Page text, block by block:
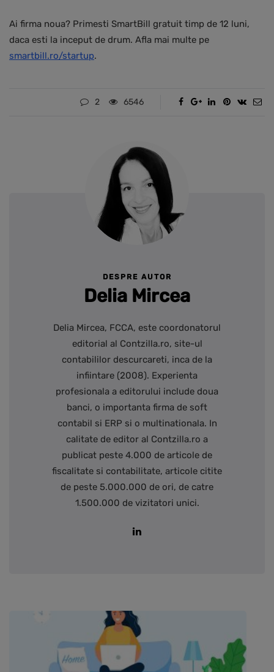
Ai firma noua? Primesti SmartBill gratuit timp de 12 luni,
daca esti la inceput de drum. Afla mai multe pe
smartbill.ro/startup.
2 6546
DESPRE AUTOR
Delia Mircea
Delia Mircea, FCCA, este coordonatorul
editorial al Contzilla.ro, site-ul
contabililor descurcareti, inca de la
infiintare (2008). Experienta
profesionala a editorului include doua
banci, o importanta firma de soft
contabil si ERP si o multinationala. In
calitate de editor al Contzilla.ro a
publicat peste 4.000 de articole de
fiscalitate si contabilitate, articole citite
de peste 5.000.000 de ori, de catre
1.500.000 de vizitatori unici.